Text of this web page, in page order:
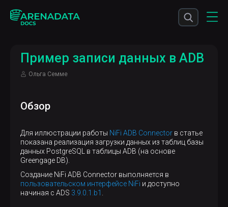
Пример записи данных в ADB
Ольга Семме
Обзор
Для иллюстрации работы NiFi ADB Connector в статье
показана реализация загрузки данных из таблиц базы
данных PostgreSQL в таблицы ADB (на основе
Greengage DB).
Создание NiFi ADB Connector выполняется в
пользовательском интерфейсе NiFi и доступно
начиная с ADS 3.9.0.1.b1